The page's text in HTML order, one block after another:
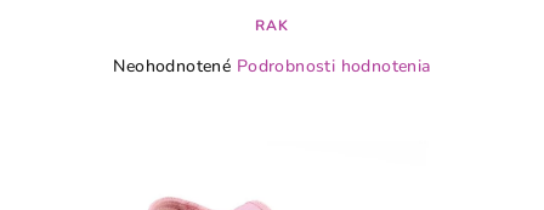
RAK
Priemerné
Neohodnotené Podrobnosti hodnotenia